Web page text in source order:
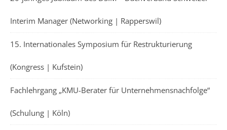
Interim Manager (Networking | Rapperswil)
15. Internationales Symposium für Restrukturierung
(Kongress | Kufstein)
Fachlehrgang „KMU-Berater für Unternehmensnachfolge“
(Schulung | Köln)